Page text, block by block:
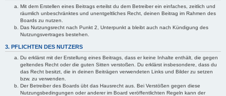
Mit dem Erstellen eines Beitrags erteilst du dem Betreiber ein einfaches, zeitlich und
räumlich unbeschränktes und unentgeltliches Recht, deinen Beitrag im Rahmen des
Boards zu nutzen.
Das Nutzungsrecht nach Punkt 2, Unterpunkt a bleibt auch nach Kündigung des
Nutzungsvertrages bestehen.
3. PFLICHTEN DES NUTZERS
Du erklärst mit der Erstellung eines Beitrags, dass er keine Inhalte enthält, die gegen
geltendes Recht oder die guten Sitten verstoßen. Du erklärst insbesondere, dass du
das Recht besitzt, die in deinen Beiträgen verwendeten Links und Bilder zu setzen
bzw. zu verwenden.
Der Betreiber des Boards übt das Hausrecht aus. Bei Verstößen gegen diese
Nutzungsbedingungen oder anderer im Board veröffentlichten Regeln kann der